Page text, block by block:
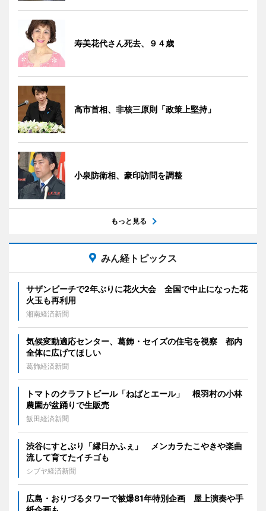
寿美花代さん死去、９４歳
高市首相、非核三原則「政策上堅持」
小泉防衛相、豪印訪問を調整
もっと見る
みん経トピックス
サザンビーチで2年ぶりに花火大会 全国で中止になった花
火玉も再利用
湘南経済新聞
気候変動適応センター、葛飾・セイズの住宅を視察 都内
全体に広げてほしい
葛飾経済新聞
トマトのクラフトビール「ねばとエール」 根羽村の小林
農園が盆踊りで生販売
飯田経済新聞
渋谷にすとぷり「縁日かふぇ」 メンカラたこやきや楽曲
流して育てたイチゴも
シブヤ経済新聞
広島・おりづるタワーで被爆81年特別企画 屋上演奏や手